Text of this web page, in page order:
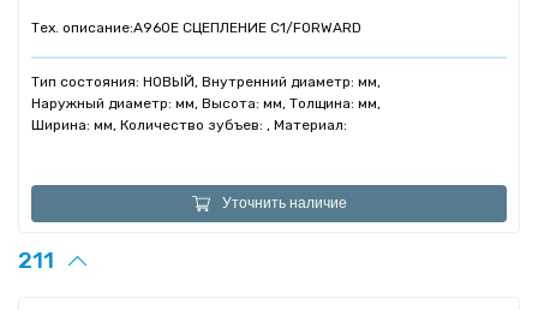
Тех. описание:A960E СЦЕПЛЕНИЕ C1/FORWARD
Тип состояния: НОВЫЙ, Внутренний диаметр: мм,
Наружный диаметр: мм, Высота: мм, Толщина: мм,
Ширина: мм, Количество зубъев: , Материал:
Уточнить наличие
211